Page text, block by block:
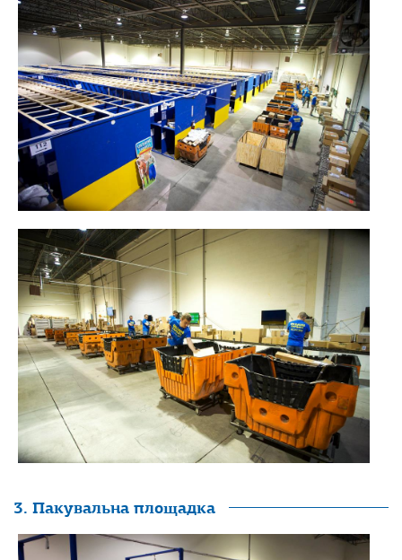
3. Пакувальна площадка